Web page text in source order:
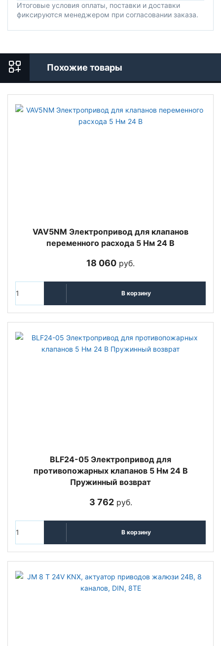
Итоговые условия оплаты, поставки и доставки
фиксируются менеджером при согласовании заказа.
Похожие товары
VAV5NM Электропривод для клапанов
переменного расхода 5 Нм 24 В
18 060 руб.
В корзину
BLF24-05 Электропривод для
противопожарных клапанов 5 Нм 24 В
Пружинный возврат
3 762руб.
В корзину